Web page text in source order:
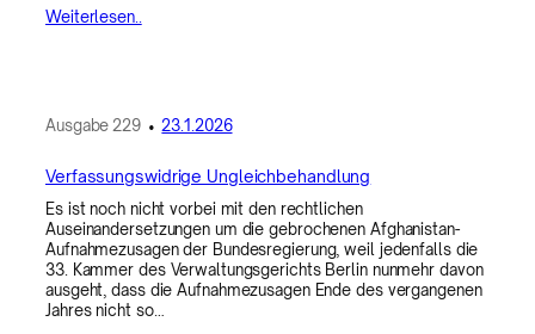
Weiterlesen..
Ausgabe229•23.1.2026
Verfassungswidrige Ungleichbehandlung
Es ist noch nicht vorbei mit den rechtlichen
Auseinandersetzungen um die gebrochenen Afghanistan-
Aufnahmezusagen der Bundesregierung, weil jedenfalls die
33. Kammer des Verwaltungsgerichts Berlin nunmehr davon
ausgeht, dass die Aufnahmezusagen Ende des vergangenen
Jahres nicht so…